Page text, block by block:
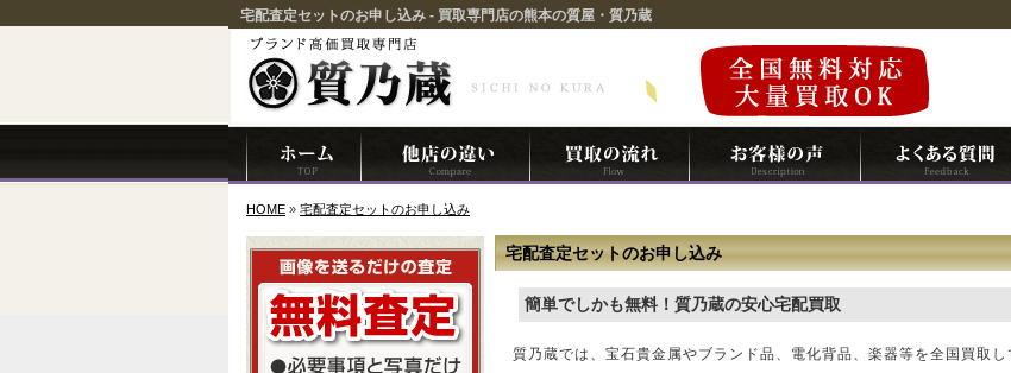
宅配査定セットのお申し込み - 買取専門店の熊本の質屋・質乃蔵
HOME » 宅配査定セットのお申し込み
宅配査定セットのお申し込み
簡単でしかも無料！質乃蔵の安心宅配買取
質乃蔵では、宝石貴金属やブランド品、電化背品、楽器等を全国買取し